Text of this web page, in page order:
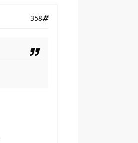
358